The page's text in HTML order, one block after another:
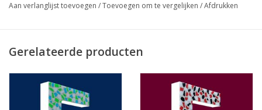
Diepte: 3 cm
De tijdsduur voor het maken van de letter is ca. 2,5 - 3 uur
Aan verlanglijst toevoegen /Toevoegen om te vergelijken /Afdrukken
Gerelateerde producten